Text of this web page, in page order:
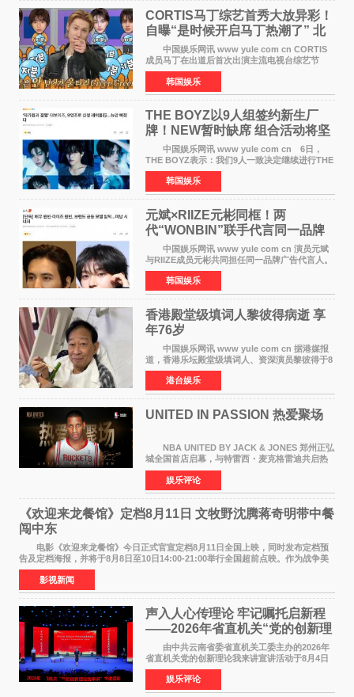
CORTIS马丁综艺首秀大放异彩！
自曝“是时候开启马丁热潮了” 北
美巡演火热进行中
中国娱乐网讯 www yule com cn CORTIS
成员马丁在出道后首次出演主流电视台综艺节
目，展现了多才多艺的魅力。 马丁出演了5日
播出的MBC《Radio Star》Fashion与Passion
之间，I&lsquo;m
韩国娱乐
THE BOYZ以9人组签约新生厂
牌！NEW暂时缺席 组合活动将坚
定不移继续
中国娱乐网讯 www yule com cn 6日，
THE BOYZ表示：我们9人一致决定继续进行THE
BOYZ组合活动，并且已经完成了组合团体活动
签约。目前正在新生厂牌下进行活动准备。尚未
离开THE BOYZ原所
韩国娱乐
元斌×RIIZE元彬同框！两
代“WONBIN”联手代言同一品牌
颜值天花板合体
中国娱乐网讯 www yule com cn 演员元斌
与RIIZE成员元彬共同担任同一品牌广告代言人。
6日据独家报道，继演员元斌之后，RIIZE元彬最
近也被选为某在线中介平台A公司的共同广告代言
人，两人将作
韩国娱乐
香港殿堂级填词人黎彼得病逝 享
年76岁​
中国娱乐网讯 www yule com cn 据港媒报
道，香港乐坛殿堂级填词人、资深演员黎彼得于8
月5日上午因病离世，终年76岁。好友钟志光透
露，黎彼得今年3月中风后便卧床休养，身体机能
持续衰退，最
港台娱乐
UNITED IN PASSION 热爱聚场
NBA UNITED BY JACK & JONES 郑州正弘
城全国首店启幕，与特雷西・麦克格雷迪共启热
爱 2026 年7 月21 日，
NBAUNITEDBYJACK&JONES 全国首店，于郑
州正弘城正式启幕。NBA 传奇球星
娱乐评论
《欢迎来龙餐馆》定档8月11日 文牧野沈腾蒋奇明带中餐
闯中东
电影《欢迎来龙餐馆》今日正式官宣定档8月11日全国上映，同时发布定档预
告及定档海报，并将于8月8日至10日14:00-21:00举行全国超前点映。作为战争美
食大片，影片讲述的是中国厨师徐福（沈腾
影视新闻
声入人心传理论 牢记嘱托启新程
——2026年省直机关“党的创新理
论我来讲”宣讲活动圆满落幕
由中共云南省委省直机关工委主办的2026年
省直机关党的创新理论我来讲宣讲活动于8月4日
至5日在昆明举办。活动以 "牢记嘱托 感恩奋进
开创云南发展新局面 "为主题，坚持以新时代中国
特色社会主义
娱乐评论